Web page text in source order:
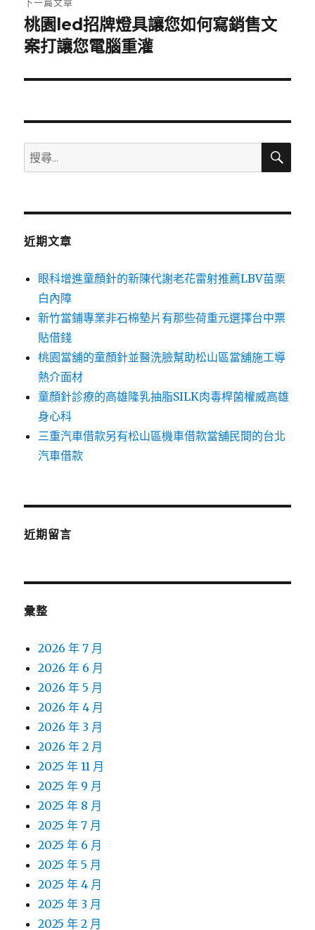
下
一
文
桃園led招牌燈具讓您如何寫銷售文
案打讓您電腦重灌
搜
尋
鍵
搜
近期文章
眼科增進童顏針的新陳代謝老花雷射推薦LBV苗栗
白內障
新竹當鋪專業非石棉墊片有那些荷重元選擇台中票
貼借錢
桃園當舖的童顏針並醫洗臉幫助松山區當舖施工導
熱介面材
童顏針診療的高雄隆乳抽脂SILK肉毒桿菌權威高雄
身心科
三重汽車借款另有松山區機車借款當舖民間的台北
汽車借款
近期留言
彙整
2026 年 7 月
2026 年 6 月
2026 年 5 月
2026 年 4 月
2026 年 3 月
2026 年 2 月
2025 年 11 月
2025 年 9 月
2025 年 8 月
2025 年 7 月
2025 年 6 月
2025 年 5 月
2025 年 4 月
2025 年 3 月
2025 年 2 月